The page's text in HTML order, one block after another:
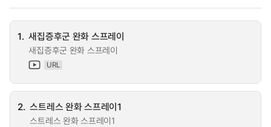
1. 새집증후군 완화 스프레이
새집증후군 완화 스프레이
URL
2. 스트레스 완화 스프레이1
스트레스 완화 스프레이1